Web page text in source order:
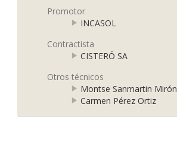
Promotor
INCASOL
Contractista
CISTERÓ SA
Otros técnicos
Montse Sanmartin Mirón
Carmen Pérez Ortiz